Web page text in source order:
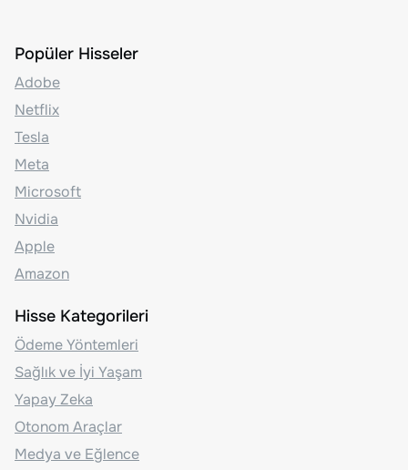
Popüler Hisseler
Adobe
Netflix
Tesla
Meta
Microsoft
Nvidia
Apple
Amazon
Hisse Kategorileri
Ödeme Yöntemleri
Sağlık ve İyi Yaşam
Yapay Zeka
Otonom Araçlar
Medya ve Eğlence